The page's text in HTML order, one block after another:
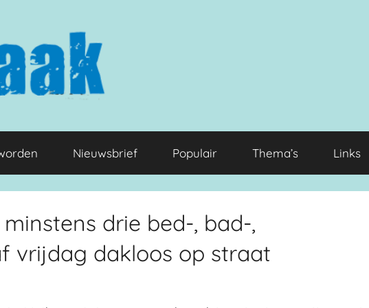
Nieuwsbrief Populair Thema’s Links
drie bed-, bad-,
vrijdag dakloos op straat